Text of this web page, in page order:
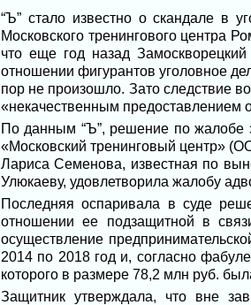
“Ъ” стало известно о скандале в
Московского тренингового центра
что еще год назад
отношении фигурантов уголовное
пор не произошло. Зато следствие
«некачественным предоставлением
По данным “Ъ”, решение по жалобе
«Московский тренинговый центр»
Лариса Семенова, известная по
Улюкаеву, удовлетворила жалобу
Последняя оспаривала в суде
отношении ее подзащитной в
осуществление
2014 по 2018 год и, согласно
которого в размере 78,2 млн руб.
Защитник утверждала, что вне